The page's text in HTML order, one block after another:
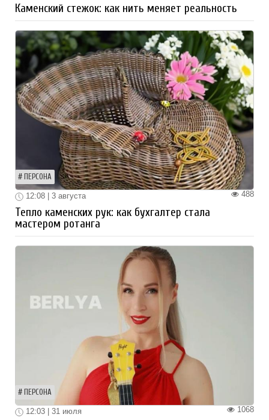
Каменский стежок: как нить меняет реальность
ПЕРСОНА
488
12:08 | 3 августа
Тепло каменских рук: как бухгалтер стала
мастером ротанга
ПЕРСОНА
1068
12:03 | 31 июля